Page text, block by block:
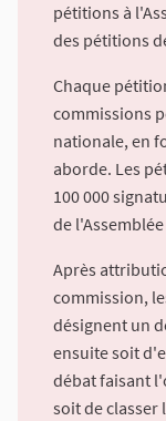
pétitions à
des pétitions
Chaque
commissions
nationale, en
aborde. Les
100 000
de
Après
commission,
désignent un
ensuite soit
débat faisant
soit de classer